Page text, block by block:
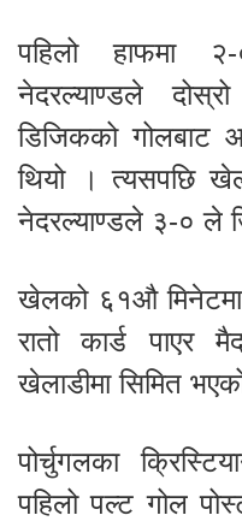
पहिलो हाफमा
नेदरल्याण्डले
डिजिकको गोलबाट
थियो । त्यसपछि
नेदरल्याण्डले ३-० ले
खेलको ६१औ
रातो कार्ड पाएर
खेलाडीमा सिमित
पोर्चुगलका
पहिलो पल्ट गोल